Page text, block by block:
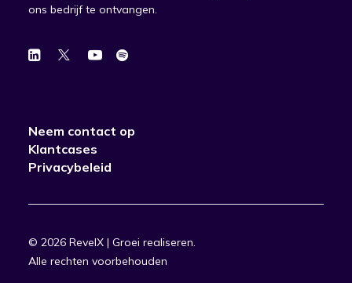
ons bedrijf te ontvangen.
Neem contact op
Klantcases
Privacybeleid
© 2026 RevelX | Groei realiseren.
Alle rechten voorbehouden